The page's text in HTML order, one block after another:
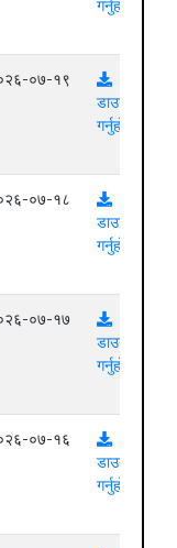
गर्नुहोस्
०७-१९
डाउनलोड
गर्नुहोस्
०७-१८
डाउनलोड
गर्नुहोस्
०७-१७
डाउनलोड
गर्नुहोस्
०७-१६
डाउनलोड
गर्नुहोस्